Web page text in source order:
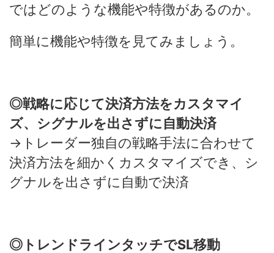
ではどのような機能や特徴があるのか。
簡単に機能や特徴を見てみましょう。
◎戦略に応じて決済方法をカスタマイ
ズ、シグナルを出さずに自動決済
→トレーダー独自の戦略手法に合わせて
決済方法を細かくカスタマイズでき、シ
グナルを出さずに自動で決済
◎トレンドラインタッチでSL移動